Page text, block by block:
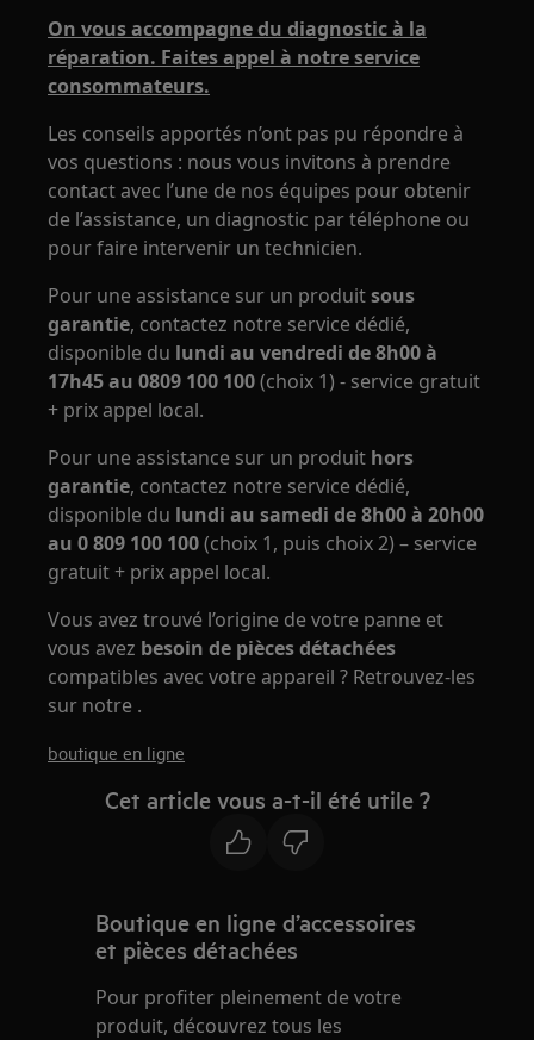
On vous accompagne du diagnostic à la
réparation. Faites appel à notre service
consommateurs.
Les conseils apportés n’ont pas pu répondre à
vos questions : nous vous invitons à prendre
contact avec l’une de nos équipes pour obtenir
de l’assistance, un diagnostic par téléphone ou
pour faire intervenir un technicien.
Pour une assistance sur un produitsous
garantie, contactez notre service dédié,
disponible du lundi au vendredi de 8h00 à
17h45 au 0809 100 100(choix 1) - service gratuit
+ prix appel local.
Pour une assistance sur un produit hors
garantie, contactez notre service dédié,
disponible du lundi au samedi de 8h00 à 20h00
au 0 809 100 100(choix 1, puis choix 2) – service
gratuit + prix appel local.
Vous avez trouvé l’origine de votre panne et
vous avez besoin de pièces détachées
compatibles avec votre appareil ? Retrouvez-les
sur notre .
boutique en ligne
Cet article vous a-t-il été utile ?
Boutique en ligne d’accessoires
et pièces détachées
Pour profiter pleinement de votre
produit, découvrez tous les